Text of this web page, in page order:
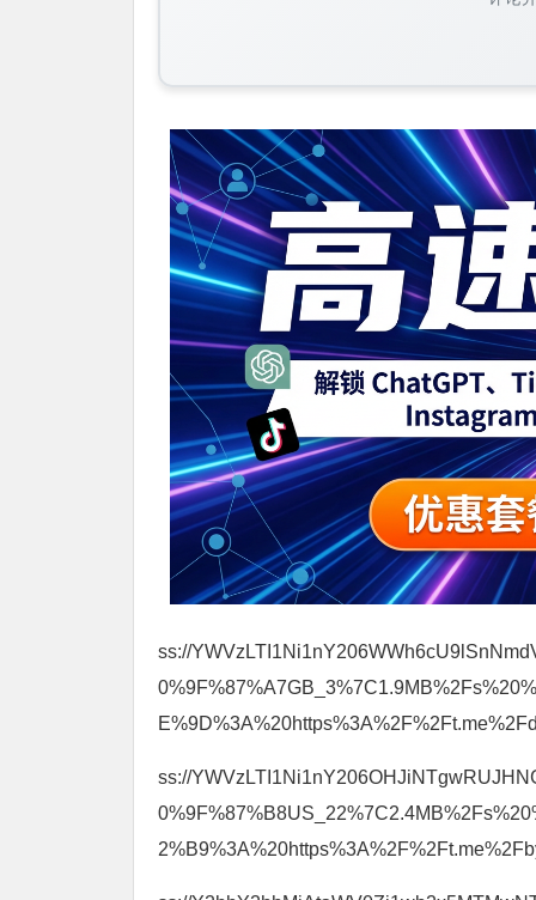
ss://
ss://